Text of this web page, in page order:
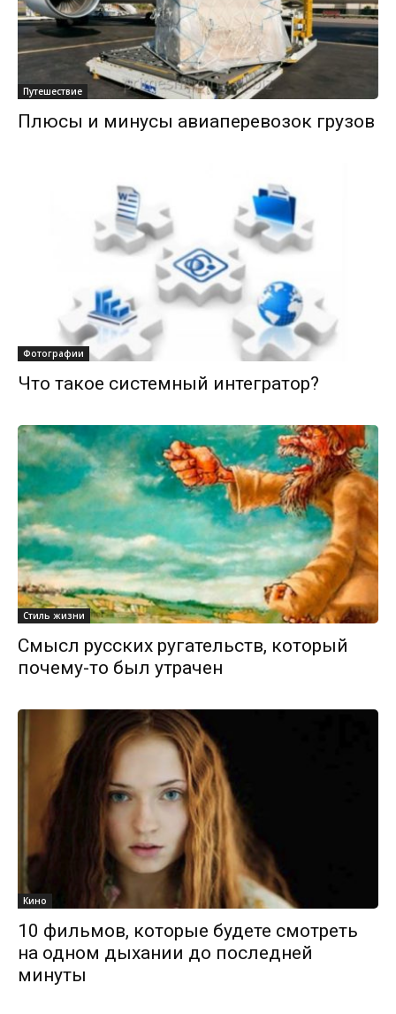
Путешествие
Плюсы и минусы авиаперевозок грузов
Фотографии
Что такое системный интегратор?
Стиль жизни
Смысл русских ругательств, который
почему-то был утрачен
Кино
10 фильмов, которые будете смотреть
на одном дыхании до последней
минуты